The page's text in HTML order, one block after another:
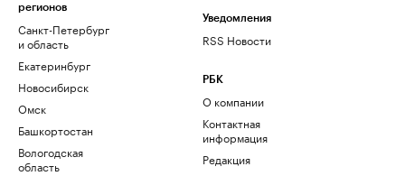
регионов
Санкт-Петербург
и область
Екатеринбург
Новосибирск
Омск
Башкортостан
Вологодская
область
Уведомления
RSS Новости
РБК
О компании
Контактная
информация
Редакция